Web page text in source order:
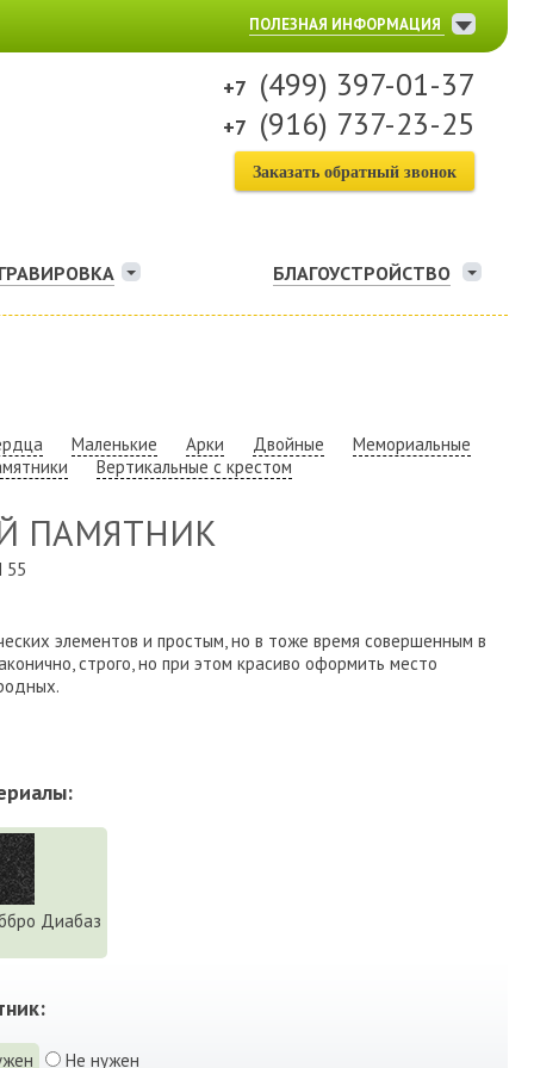
ПОЛЕЗНАЯ ИНФОРМАЦИЯ
(499) 397-01-37
(916) 737-23-25
Заказать обратный звонок
БЛАГОУСТРОЙСТВО
Маленькие Арки Двойные
Мемориальные
Вертикальные с крестом
ПАМЯТНИК
55
элементов и простым, но в тоже время совершенным в
строго, но при этом красиво оформить место
Диабаз
Не нужен